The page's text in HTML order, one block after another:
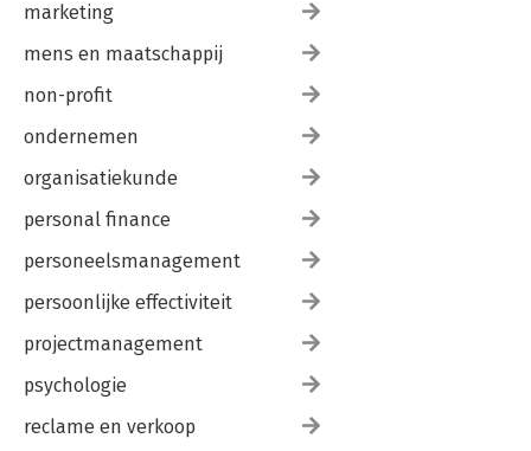
marketing
mens en maatschappij
non-profit
ondernemen
organisatiekunde
personal finance
personeelsmanagement
persoonlijke effectiviteit
projectmanagement
psychologie
reclame en verkoop